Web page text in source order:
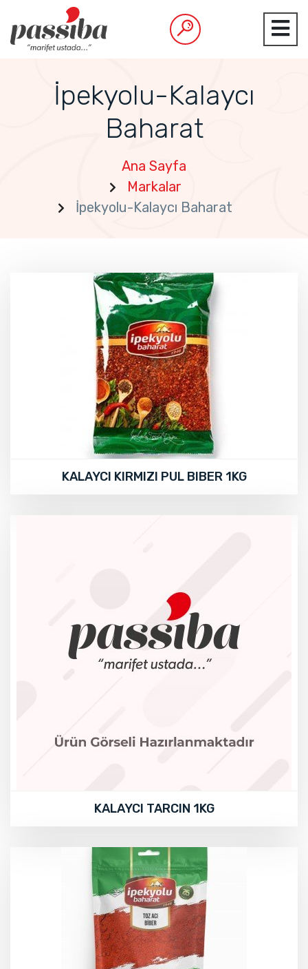
İpekyolu-Kalaycı
Baharat
Ana Sayfa
Markalar
İpekyolu-Kalaycı Baharat
KALAYCI KIRMIZI PUL BIBER 1KG
KALAYCI TARCIN 1KG